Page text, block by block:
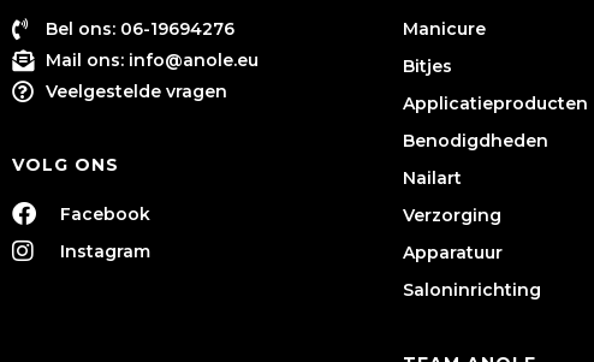
Bel ons: 06-19694276
Mail ons: info@anole.eu
Veelgestelde vragen
VOLG ONS
Facebook
Instagram
Manicure
Bitjes
Applicatieproducten
Benodigdheden
Nailart
Verzorging
Apparatuur
Saloninrichting